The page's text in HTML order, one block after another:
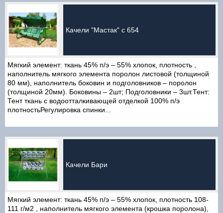
Качели "Мастак" с 654
Мягкий элемент: ткань 45% п/э – 55% хлопок, плотность ,
наполнитель мягкого элемента поролон листовой (толщиной
80 мм), наполнитель боковин и подголовников – поролон
(толщиной 20мм). Боковины – 2шт; Подголовники – 3шт.Тент:
Тент ткань с водоотталкивающей отделкой 100% п/э
плотностьРегулировка спинки...
Качели Бари
Мягкий элемент: ткань 45% п/э – 55% хлопок, плотность 108-
111 г/м2 , наполнитель мягкого элемента (крошка поролона),